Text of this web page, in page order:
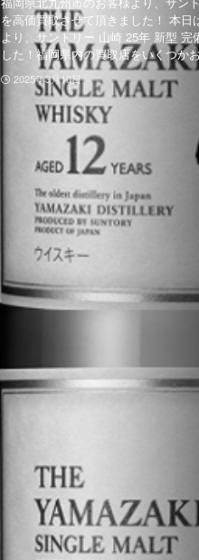
を高価買取させて頂きました！ 本
より、サントリー 山崎 25年 新型
した！福岡県内の買取店をいくつか
2025年3月10日